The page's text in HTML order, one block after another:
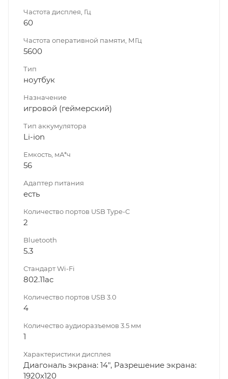
Частота дисплея, Гц
60
Частота оперативной памяти, МГц
5600
Тип
ноутбук
Назначение
игровой (геймерский)
Тип аккумулятора
Li-ion
Емкость, мА*ч
56
Адаптер питания
есть
Количество портов USB Type-C
2
Bluetooth
5.3
Стандарт Wi-Fi
802.11ac
Количество портов USB 3.0
4
Количество аудиоразъемов 3.5 мм
1
Характеристики дисплея
Диагональ экрана: 14", Разрешение экрана:
1920x120